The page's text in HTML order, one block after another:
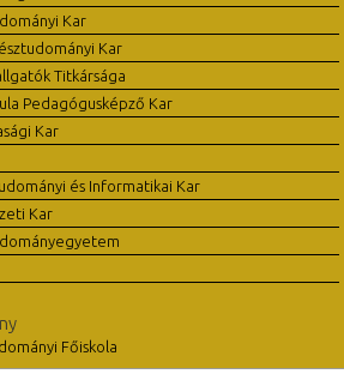
Kar
Kar
Titkársága
Pedagógusképző Kar
Kar
és Informatikai Kar
Kar
Főiskola